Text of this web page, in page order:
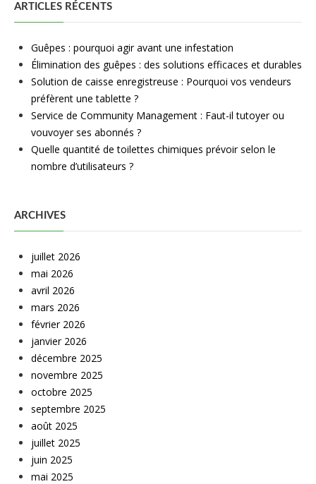
ARTICLES RÉCENTS
Guêpes : pourquoi agir avant une infestation
Élimination des guêpes : des solutions efficaces et durables
Solution de caisse enregistreuse : Pourquoi vos vendeurs
préfèrent une tablette ?
Service de Community Management : Faut-il tutoyer ou
vouvoyer ses abonnés ?
Quelle quantité de toilettes chimiques prévoir selon le
nombre d’utilisateurs ?
ARCHIVES
juillet 2026
mai 2026
avril 2026
mars 2026
février 2026
janvier 2026
décembre 2025
novembre 2025
octobre 2025
septembre 2025
août 2025
juillet 2025
juin 2025
mai 2025